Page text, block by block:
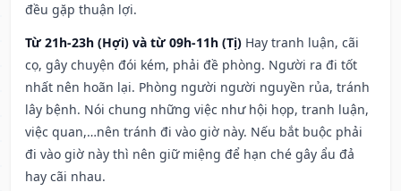
đều gặp thuận lợi.
Từ 21h-23h (Hợi) và từ 09h-11h (Tị) Hay tranh luận, cãi
cọ, gây chuyện đói kém, phải đề phòng. Người ra đi tốt
nhất nên hoãn lại. Phòng người người nguyền rủa, tránh
lây bệnh. Nói chung những việc như hội họp, tranh luận,
việc quan,…nên tránh đi vào giờ này. Nếu bắt buộc phải
đi vào giờ này thì nên giữ miệng để hạn ché gây ẩu đả
hay cãi nhau.